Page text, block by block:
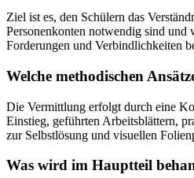
Ziel ist es, den Schülern das
Personenkonten notwendig sind und
Forderungen und Verbindlichkeiten
Welche methodischen
Die Vermittlung erfolgt durch eine
Einstieg, geführten Arbeitsblättern,
zur Selbstlösung und visuellen
Was wird im Hauptteil